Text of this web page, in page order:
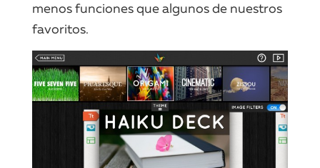
menos funciones que algunos de nuestros
favoritos.